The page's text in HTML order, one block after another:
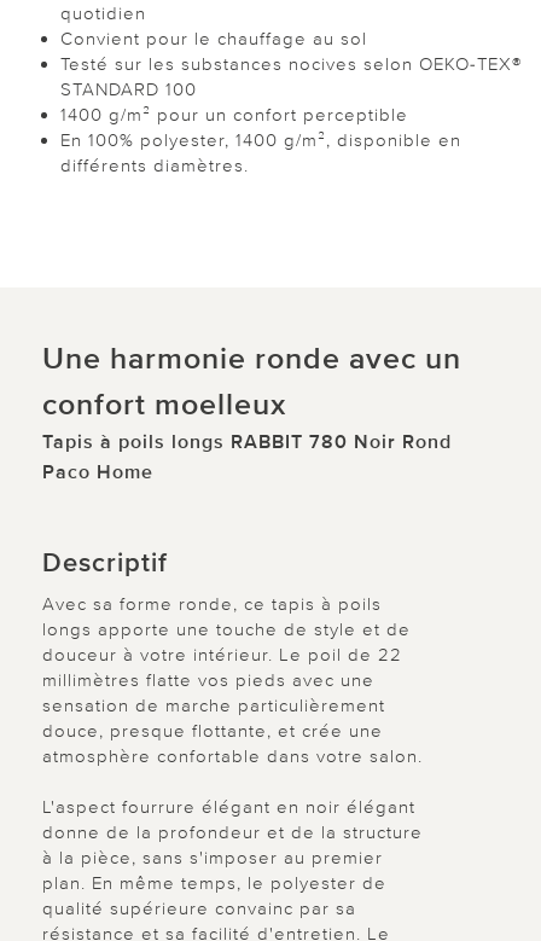
quotidien
Convient pour le chauffage au sol
Testé sur les substances nocives selon OEKO-TEX®
STANDARD 100
1400 g/m² pour un confort perceptible
En 100% polyester, 1400 g/m², disponible en
différents diamètres.
Une harmonie ronde avec un
confort moelleux
Tapis à poils longs RABBIT 780 Noir Rond
Paco Home
Descriptif
Avec sa forme ronde, ce tapis à poils
longs apporte une touche de style et de
douceur à votre intérieur. Le poil de 22
millimètres flatte vos pieds avec une
sensation de marche particulièrement
douce, presque flottante, et crée une
atmosphère confortable dans votre salon.
L'aspect fourrure élégant en noir élégant
donne de la profondeur et de la structure
à la pièce, sans s'imposer au premier
plan. En même temps, le polyester de
qualité supérieure convainc par sa
résistance et sa facilité d'entretien. Le